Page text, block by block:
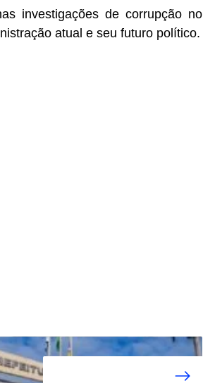
investigações de corrupção no
atual e seu futuro político.